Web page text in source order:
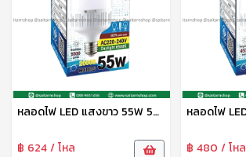
หลอดไฟ LED แสงขาว 55W 5500lm G-1127 HG
฿ 624 / โหล ฿ 480 / โหล